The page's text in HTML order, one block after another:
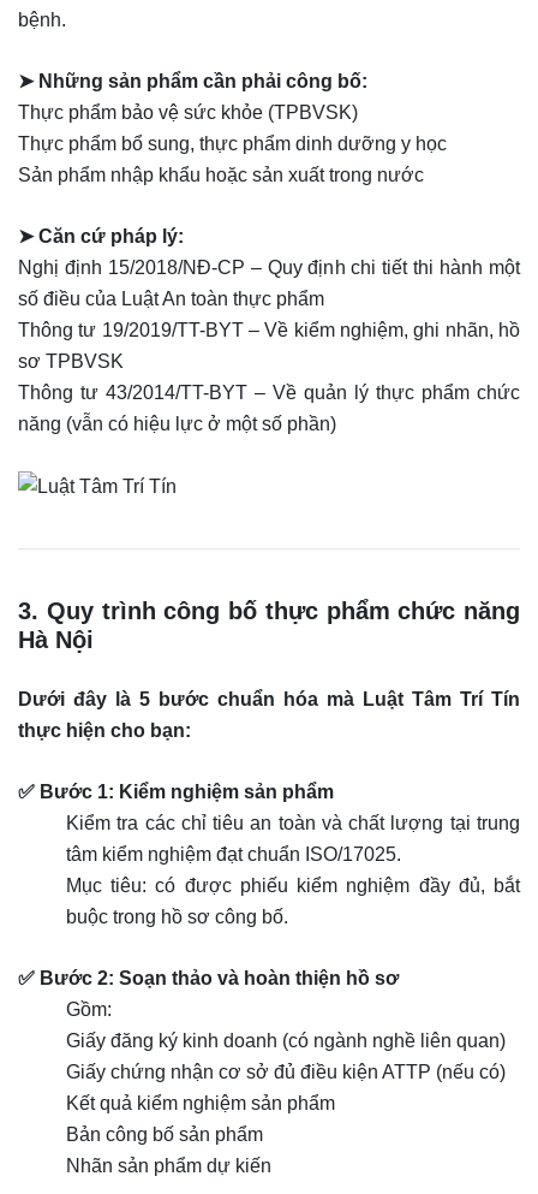
bệnh.
➤ Những sản phẩm cần phải công bố:
Thực phẩm bảo vệ sức khỏe (TPBVSK)
Thực phẩm bổ sung, thực phẩm dinh dưỡng y học
Sản phẩm nhập khẩu hoặc sản xuất trong nước
➤ Căn cứ pháp lý:
Nghị định 15/2018/NĐ-CP – Quy định chi tiết thi hành một
số điều của Luật An toàn thực phẩm
Thông tư 19/2019/TT-BYT – Về kiểm nghiệm, ghi nhãn, hồ
sơ TPBVSK
Thông tư 43/2014/TT-BYT – Về quản lý thực phẩm chức
năng (vẫn có hiệu lực ở một số phần)
3. Quy trình công bố thực phẩm chức năng
Hà Nội
Dưới đây là 5 bước chuẩn hóa mà Luật Tâm Trí Tín
thực hiện cho bạn:
✅ Bước 1: Kiểm nghiệm sản phẩm
Kiểm tra các chỉ tiêu an toàn và chất lượng tại trung
tâm kiểm nghiệm đạt chuẩn ISO/17025.
Mục tiêu: có được phiếu kiểm nghiệm đầy đủ, bắt
buộc trong hồ sơ công bố.
✅ Bước 2: Soạn thảo và hoàn thiện hồ sơ
Gồm:
Giấy đăng ký kinh doanh (có ngành nghề liên quan)
Giấy chứng nhận cơ sở đủ điều kiện ATTP (nếu có)
Kết quả kiểm nghiệm sản phẩm
Bản công bố sản phẩm
Nhãn sản phẩm dự kiến